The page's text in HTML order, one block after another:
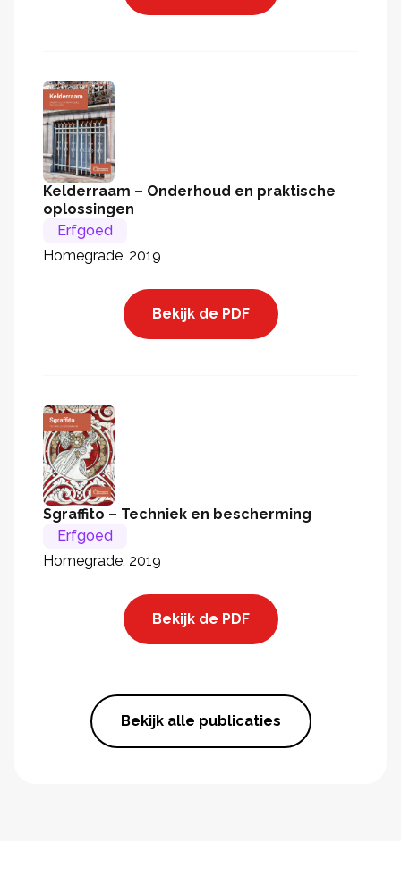
Kelderraam – Onderhoud en praktische
oplossingen
Erfgoed
Homegrade, 2019
Bekijk de PDF
Sgraffito – Techniek en bescherming
Erfgoed
Homegrade, 2019
Bekijk de PDF
Bekijk alle publicaties